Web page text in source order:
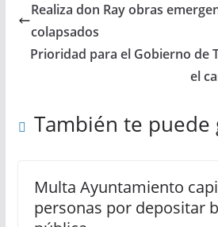
Realiza don Ray obras
colapsados
Prioridad para el Gobierno de
el
También te puede
Multa Ayuntamiento
personas por depositar